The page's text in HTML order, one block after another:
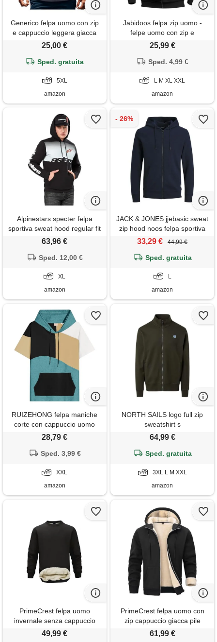
Generico felpa uomo con zip
e cappuccio leggera giacca
sportiva felpe uomo invernali
sweatshirt jogging pullover
leggera con zip
25,00 €
Sped. gratuita
5XL
amazon
Jabidoos felpa zip uomo -
felpe uomo con zip e
cappuccio hoodie leggera con
felpe lavoro pullover tinta
autunno inverno
25,99 €
Sped. 4,99 €
L M XL XXL
amazon
Alpinestars specter felpa
sportiva sweat hood regular fit
cappuccio, nero, xl uomo
63,96 €
Sped. 12,00 €
XL
amazon
JACK & JONES jjebasic sweat
zip hood noos felpa sportiva
con cappuccio, blu (navy
33,29 € 44,99 €
Sped. gratuita
L
amazon
RUIZEHONG felpa maniche
corte con cappuccio uomo
cotone maglietta con
sportiva
28,79 €
Sped. 3,99 €
XXL
amazon
NORTH SAILS logo full zip
sweatshirt s
64,99 €
Sped. gratuita
3XL L M XXL
amazon
PrimeCrest felpa uomo
invernale senza cappuccio
pile maglione termica pullover
49,99 €
PrimeCrest felpa uomo con
zip cappuccio giacca pile
invernale termica softshell
61,99 €